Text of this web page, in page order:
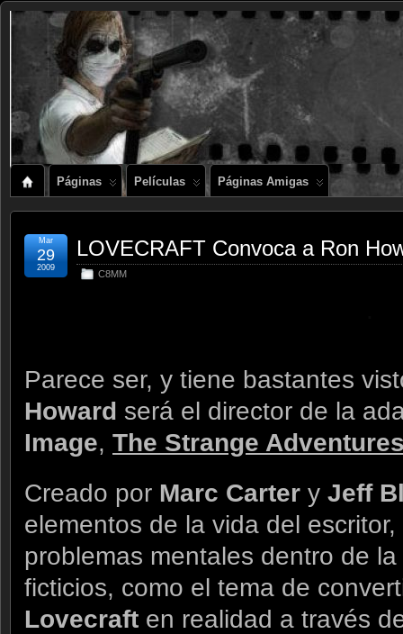
Páginas Películas Páginas Amigas
LOVECRAFT Convoca a Ron
C8MM
Mar
29
2009
Parece ser, y tiene bastantes
Howard será el director de la
Image, The Strange
Creado por Marc Carter y Jeff
elementos de la vida del
problemas mentales dentro de
ficticios, como el tema de
Lovecraft en realidad a través